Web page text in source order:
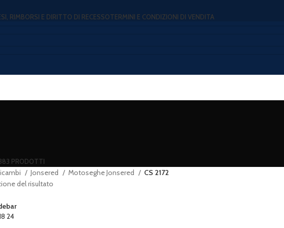
RIMBORSI E DIRITTO DI RECESSOTERMINI E CONDIZIONI DI VENDITA
PRODOTTI
Jonsered Motoseghe Jonsered
CS 2172
del risultato
24